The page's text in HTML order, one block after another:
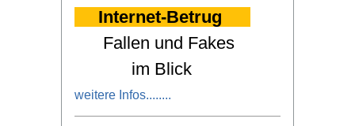
Internet-Betrug
Fallen und Fakes
im Blick
weitere Infos........